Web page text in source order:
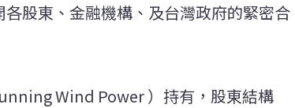
股東、金融機構、及台灣政府的緊密合
Wind Power ）持有，股東結構